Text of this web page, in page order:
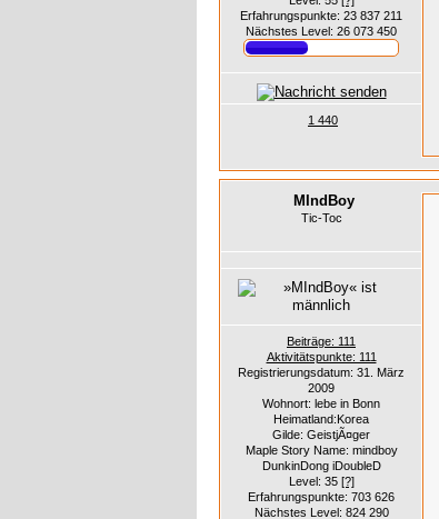
Erfahrungspunkte: 23 837 211
Nächstes Level: 26 073 450
1 440
MIndBoy
Tic-Toc
Beiträge: 111
Aktivitätspunkte: 111
Registrierungsdatum: 31. März
2009
Wohnort: lebe in Bonn
Heimatland:Korea
Gilde: GeistjÃ¤ger
Maple Story Name: mindboy
DunkinDong iDoubleD
Level: 35 [?]
Erfahrungspunkte: 703 626
Nächstes Level: 824 290